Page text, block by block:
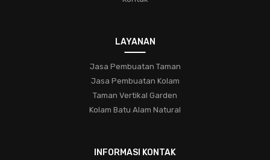
jasa-pembuatan-taman-di-bogor
jasa-pembuatan-taman-di-bekasi
jasa-pembuatan-taman-terbaik-di-bekasi
jasa-taman-profesional jasa-taman-bogor
jasa-taman-kering
LAYANAN
Jasa Pembuatan Taman
Jasa Pembuatan Kolam
Taman Vertikal Garden
Kolam Batu Alam Natural
INFORMASI KONTAK